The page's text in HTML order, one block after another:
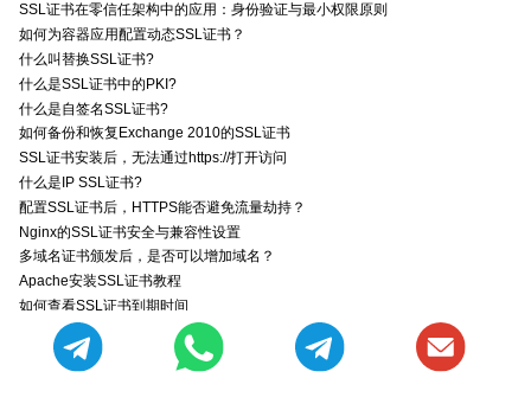
SSL证书在零信任架构中的应用：身份验证与最小权限原则
如何为容器应用配置动态SSL证书？
什么叫替换SSL证书?
什么是SSL证书中的PKI?
什么是自签名SSL证书?
如何备份和恢复Exchange 2010的SSL证书
SSL证书安装后，无法通过https://打开访问
什么是IP SSL证书?
配置SSL证书后，HTTPS能否避免流量劫持？
Nginx的SSL证书安全与兼容性设置
多域名证书颁发后，是否可以增加域名？
Apache安装SSL证书教程
如何查看SSL证书到期时间
SSL证书与CSP（内容安全策略）：防御XSS攻击的协同配置
IP SSL证书在视频流传输中的应用与安全加固